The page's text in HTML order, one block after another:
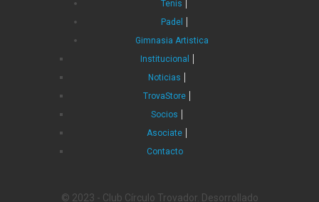
Tenis
Padel
Gimnasia Artistica
Institucional
Noticias
TrovaStore
Socios
Asociate
Contacto
© 2023 - Club Círculo Trovador. Desorrollado